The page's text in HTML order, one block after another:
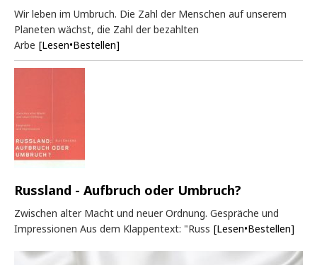
Wir leben im Umbruch. Die Zahl der Menschen auf unserem
Planeten wächst, die Zahl der bezahlten
Arbe [Lesen•Bestellen]
Russland - Aufbruch oder Umbruch?
Zwischen alter Macht und neuer Ordnung. Gespräche und
Impressionen Aus dem Klappentext: "Russ [Lesen•Bestellen]